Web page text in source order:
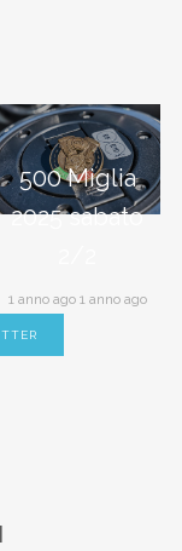
500 Miglia
2025 sabato
1 anno ago 1 anno ago